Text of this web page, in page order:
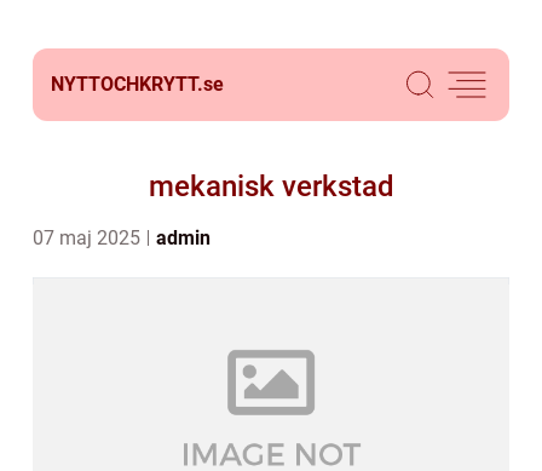
NYTTOCHKRYTT.se
mekanisk verkstad
07 maj 2025 admin